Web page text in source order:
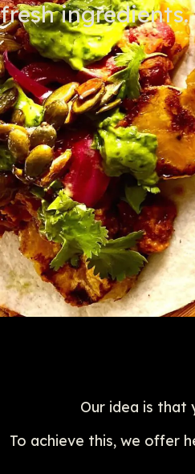
fresh ingredients.
Our idea is that
To achieve this, we offer